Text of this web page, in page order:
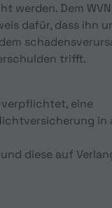
werden. Dem WVN
dafür, dass ihn
trifft.
verpflichtet, eine
in
diese auf